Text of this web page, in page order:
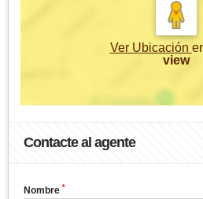
Ver Ubicación
view
Contacte al agente
Nombre *